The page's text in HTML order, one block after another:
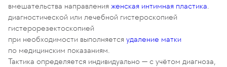
вмешательства направления женская интимная пластика.
диагностической или лечебной гистероскопией
гистерорезектоскопией
при необходимости выполняется удаление матки
по медицинским показаниям.
Тактика определяется индивидуально — с учётом диагноза,